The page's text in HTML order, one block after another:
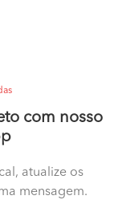
com nosso
atualize os
mensagem.